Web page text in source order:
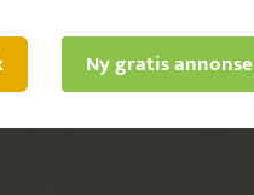
Ny gratis annonse